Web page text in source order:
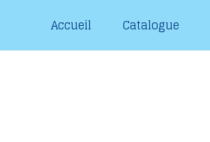
Accueil Catalogue